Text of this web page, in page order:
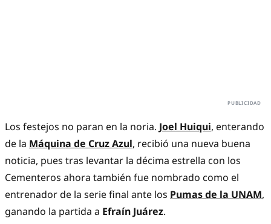
Los festejos no paran en la noria. Joel Huiqui, enterando
de la Máquina de Cruz Azul, recibió una nueva buena
noticia, pues tras levantar la décima estrella con los
Cementeros ahora también fue nombrado como el
entrenador de la serie final ante los Pumas de la UNAM,
ganando la partida a Efraín Juárez.